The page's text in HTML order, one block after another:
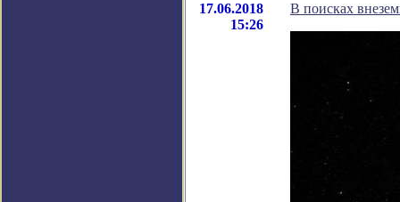
17.06.2018
15:26
В поисках